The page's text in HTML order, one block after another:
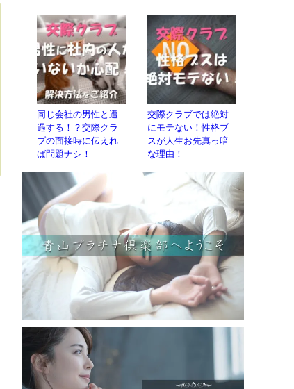
同じ会社の男性と遭
遇する！？交際クラ
ブの面接時に伝えれ
ば問題ナシ！
交際クラブでは絶対
にモテない！性格ブ
スが人生お先真っ暗
な理由！